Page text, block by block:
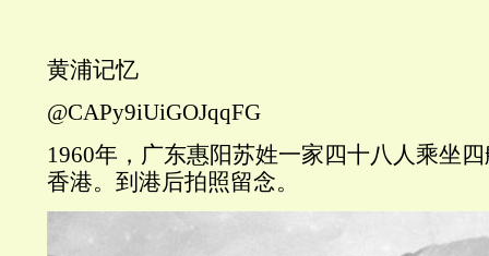
黄浦记忆
@CAPy9iUiGOJqqFG
1960年，广东惠阳苏姓一家四十八人乘坐
香港。到港后拍照留念。